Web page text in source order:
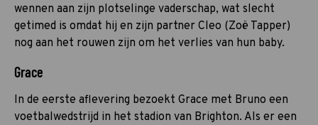
wennen aan zijn plotselinge vaderschap, wat slecht
getimed is omdat hij en zijn partner Cleo (Zoë Tapper)
nog aan het rouwen zijn om het verlies van hun baby.
Grace
In de eerste aflevering bezoekt Grace met Bruno een
voetbalwedstrijd in het stadion van Brighton. Als er een